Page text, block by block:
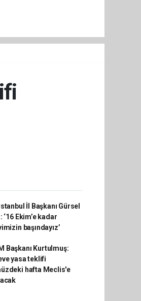
İl Başkanı Gürsel
‘16 Ekim’e kadar
başındayız’
Başkanı Kurtulmuş:
yasa teklifi
hafta Meclis'e